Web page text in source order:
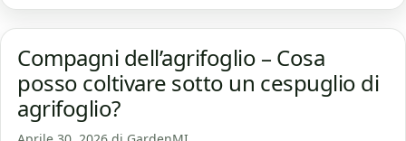
Compagni dell’agrifoglio – Cosa
posso coltivare sotto un cespuglio di
agrifoglio?